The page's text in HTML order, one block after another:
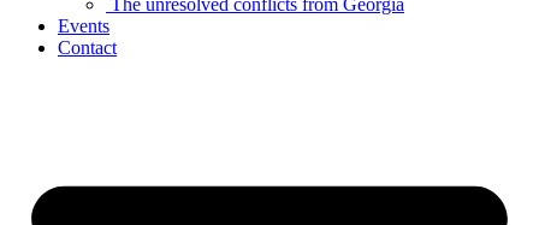
The unresolved conflicts from Georgia
Events
Contact